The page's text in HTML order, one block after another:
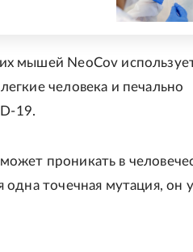
мышей NeoCov
человека и печально
19.
проникать в
одна точечная мутация, он